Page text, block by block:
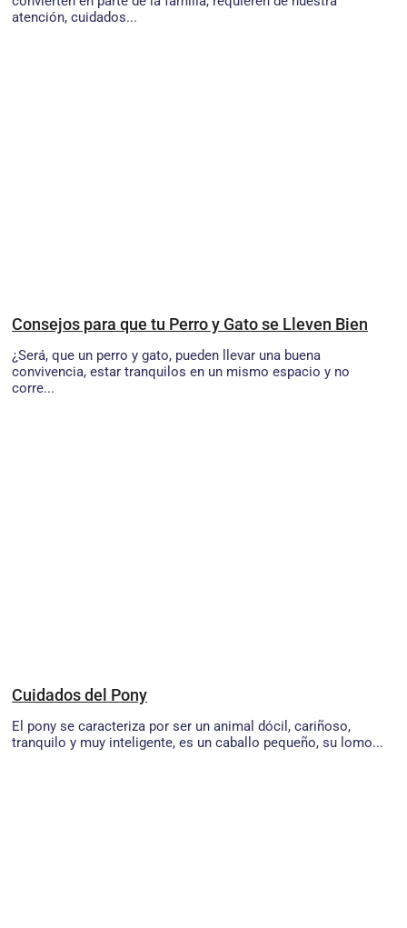
atención, cuidados...
Consejos para que tu Perro y Gato se Lleven Bien
¿Será, que un perro y gato, pueden llevar una buena
convivencia, estar tranquilos en un mismo espacio y no
corre...
Cuidados del Pony
El pony se caracteriza por ser un animal dócil, cariñoso,
tranquilo y muy inteligente, es un caballo pequeño, su lomo...